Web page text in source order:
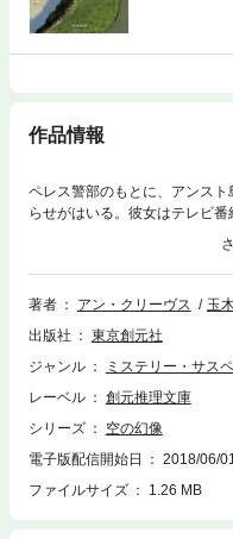
作品情報
ペレス警部のもとに、アンス
らせがはいる。彼女はテレビ
材を兼ねて、夫や友人たちと
をはじめてまもなく、エレノ
霊――1930年に溺死した“小さ
踪する前日に「浜辺で踊る白い
織りあげられた、現代英国本格
著者 アン・クリーヴス
玉
出版社
東京創元社
ジャンル
ミステリー・サス
レーベル
創元推理文庫
シリーズ
空の幻像
電子版配信開始日
2018/06/
ファイルサイズ
1.26 MB